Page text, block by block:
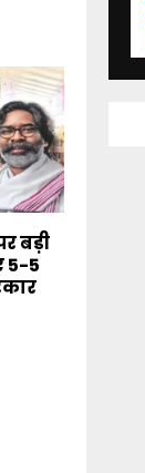
बड़ी
5-5